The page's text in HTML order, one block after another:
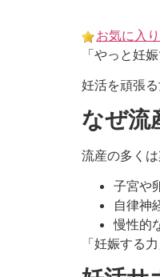
お気に入
「やっと妊
妊活を頑張
なぜ流
流産の多く
子宮や
自律神
慢性的
「妊娠する